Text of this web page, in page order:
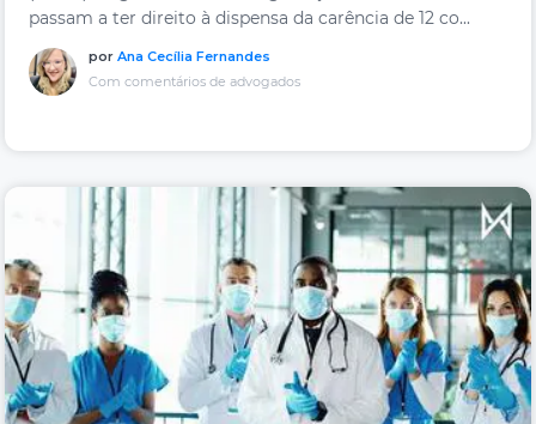
passam a ter direito à dispensa da carência de 12 co...
por Ana Cecília Fernandes
Com comentários de advogados